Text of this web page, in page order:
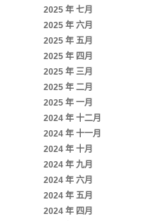
2025 年 七月
2025 年 六月
2025 年 五月
2025 年 四月
2025 年 三月
2025 年 二月
2025 年 一月
2024 年 十二月
2024 年 十一月
2024 年 十月
2024 年 九月
2024 年 六月
2024 年 五月
2024 年 四月